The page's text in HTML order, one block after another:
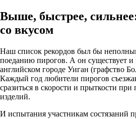
Выше, быстрее,
со вкусом
Наш список рекордов был бы
поеданию пирогов. А он существует и
английском городе Уиган (графство
Каждый год любители пирогов
сразиться в скорости и прыткости
изделий.
И испытания участникам состязаний